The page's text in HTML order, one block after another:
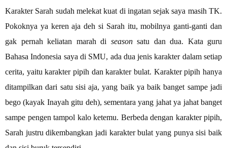
Karakter Sarah sudah melekat kuat di ingatan sejak saya masih TK.
Pokoknya ya keren aja deh si Sarah itu, mobilnya ganti-ganti dan
gak pernah keliatan marah di season satu dan dua. Kata guru
Bahasa Indonesia saya di SMU, ada dua jenis karakter dalam setiap
cerita, yaitu karakter pipih dan karakter bulat. Karakter pipih hanya
ditampilkan dari satu sisi aja, yang baik ya baik banget sampe jadi
bego (kayak Inayah gitu deh), sementara yang jahat ya jahat banget
sampe pengen tampol kalo ketemu. Berbeda dengan karakter pipih,
Sarah justru dikembangkan jadi karakter bulat yang punya sisi baik